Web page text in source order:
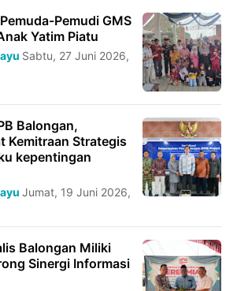
Pemudi GMS
Yatim Piatu
Sabtu, 27 Juni 2026,
Balongan,
Kemitraan Strategis
kepentingan
Jumat, 19 Juni 2026,
Balongan Miliki
Sinergi Informasi